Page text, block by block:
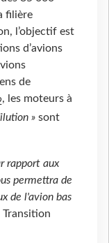
filière
l’objectif est
d’avions
de
, les moteurs à
» sont
rapport aux
permettra de
de l'avion bas
Transition